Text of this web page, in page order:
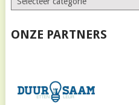
ONZE PARTNERS